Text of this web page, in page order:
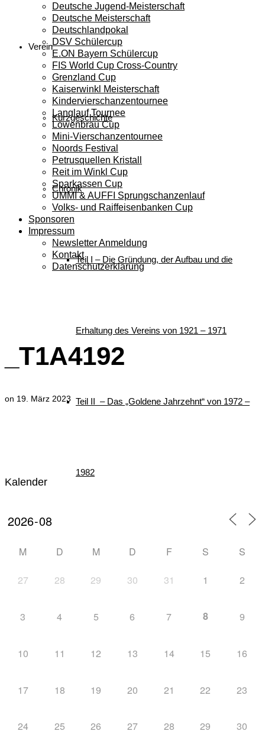
Verein
Kurzgeschichte
Chronik
Teil I – Die Gründung, der Aufbau und die
Erhaltung des Vereins von 1921 – 1971
Teil II – Das „Goldene Jahrzehnt“ von 1972 –
1982
von 1982 – 1996
Teil IV – Die nordische Skijugend der Welt zu
Deutsche Jugend-Meisterschaft
Deutsche Meisterschaft
Deutschlandpokal
DSV Schülercup
E.ON Bayern Schülercup
FIS World Cup Cross-Country
Grenzland Cup
Kaiserwinkl Meisterschaft
Kindervierschanzentournee
Langlauf Tournee
Löwenbräu Cup
Mini-Vierschanzentournee
Noords Festival
Petrusquellen Kristall
Reit im Winkl Cup
Sparkassen Cup
UMMI & AUFFI Sprungschanzenlauf
Volks- und Raiffeisenbanken Cup
Sponsoren
Impressum
Newsletter Anmeldung
Kontakt
Datenschutzerklärung
_T1A4192
on 19. März 2023
Kalender
M D M D F S S
27 28 29 30 31 1 2
3 4 5 6 7 8 9
10 11 12 13 14 15 16
17 18 19 20 21 22 23
24 25 26 27 28 29 30